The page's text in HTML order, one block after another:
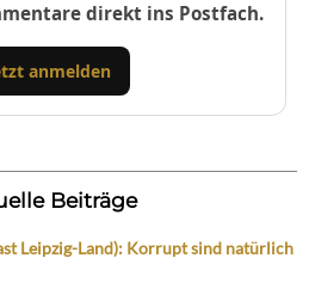
direkt ins Postfach.
anmelden
Beiträge
Leipzig-Land): Korrupt sind natürlich